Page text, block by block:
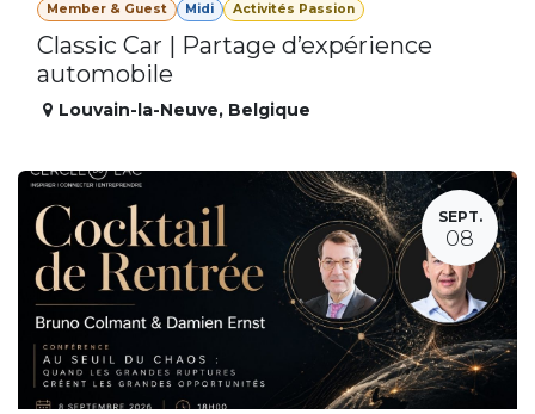
Member & Guest Midi Activités Passion
Classic Car | Partage d’expérience
automobile
Louvain-la-Neuve, Belgique
SEPT.
08